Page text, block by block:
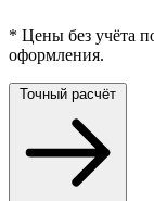
* Цены без учёта
оформления.
Точный расчёт